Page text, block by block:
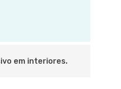
em interiores.